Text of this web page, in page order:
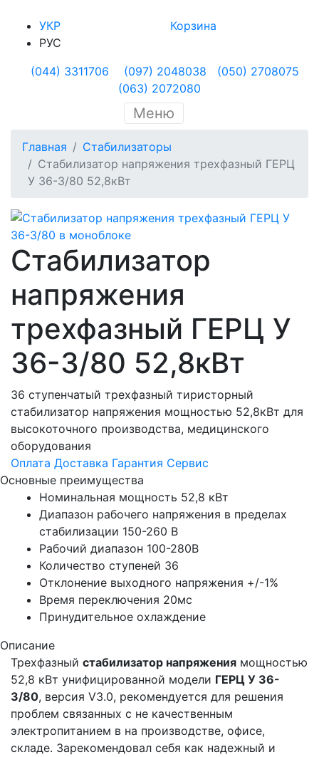
УКР
РУС
Корзина
(044) 3311706 (097) 2048038
(050) 2708075
(063) 2072080
Меню
Главная
Стабилизаторы
Стабилизатор напряжения трехфазный ГЕРЦ
У 36-3/80 52,8кВт
Стабилизатор
напряжения
трехфазный ГЕРЦ У
36-3/80 52,8кВт
36 ступенчатый трехфазный тиристорный
стабилизатор напряжения мощностью 52,8кВт для
высокоточного производства, медицинского
оборудования
Оплата Доставка Гарантия Сервис
Основные преимущества
Номинальная мощность 52,8 кВт
Диапазон рабочего напряжения в пределах
стабилизации 150-260 В
Рабочий диапазон 100-280В
Количество ступеней 36
Отклонение выходного напряжения +/-1%
Время переключения 20мс
Принудительное охлаждение
Описание
Трехфазный стабилизатор напряжения мощностью
52,8 кВт унифицированной модели ГЕРЦ У 36-
3/80, версия V3.0, рекомендуется для решения
проблем связанных с не качественным
электропитанием в на производстве, офисе,
складе. Зарекомендовал себя как надежный и